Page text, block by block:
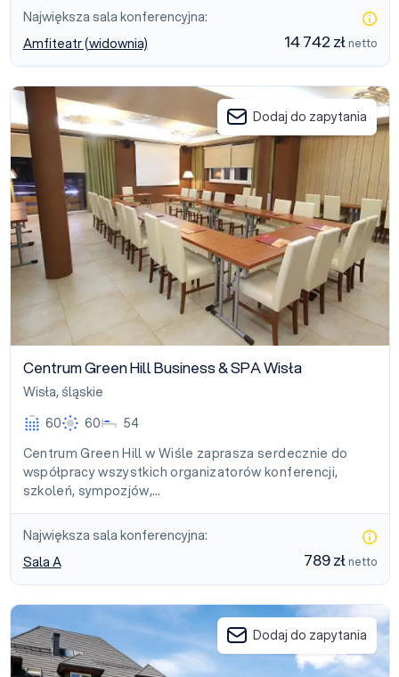
Największa sala konferencyjna:
Amfiteatr (widownia)
14 742 zł netto
Centrum Green Hill Business & SPA Wisła
Dodaj do zapytania
Centrum Green Hill Business & SPA Wisła
Wisła, śląskie
60
60
54
Centrum Green Hill w Wiśle zaprasza serdecznie do
współpracy wszystkich organizatorów konferencji,
szkoleń, sympozjów,…
Największa sala konferencyjna:
Sala A
789 zł netto
Dodaj do zapytania